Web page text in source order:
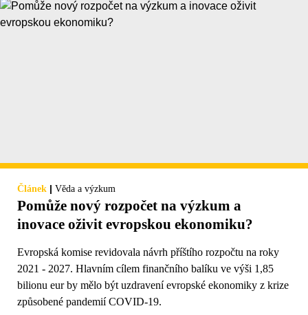
Článek | Věda a výzkum
Pomůže nový rozpočet na výzkum a
inovace oživit evropskou ekonomiku?
Evropská komise revidovala návrh příštího rozpočtu na roky
2021 - 2027. Hlavním cílem finančního balíku ve výši 1,85
bilionu eur by mělo být uzdravení evropské ekonomiky z krize
způsobené pandemií COVID-19.